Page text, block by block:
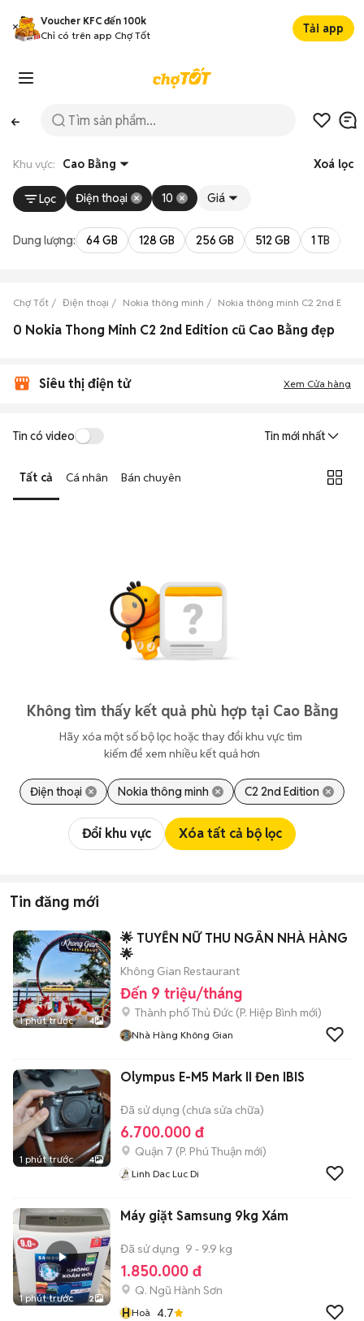
Voucher KFC đến 100k
Chỉ có trên app Chợ Tốt
Tải app
Khu vực: Cao Bằng Xoá lọc
Lọc Điện thoại 10 Giá
Dung lượng: 64 GB 128 GB 256 GB 512 GB 1 TB
Chợ Tốt Điện thoại Nokia thông minh Nokia thông minh C2 2nd
0 Nokia Thong Minh C2 2nd Edition cũ Cao Bằng đẹp
Siêu thị điện tử Xem Cửa hàng
Tin có video Tin mới nhất
Tất cả Cá nhân Bán chuyên
Không tìm thấy kết quả phù hợp tại Cao Bằng
Hãy xóa một số bộ lọc hoặc thay đổi khu vực tìm
kiếm để xem nhiều kết quả hơn
Điện thoại Nokia thông minh C2 2nd Edition
Đổi khu vực Xóa tất cả bộ lọc
Tin đăng mới
1 phút trước 4
🌟 TUYỂN NỮ THU NGÂN NHÀ HÀNG
🌟
Không Gian Restaurant
Đến 9 triệu/tháng
Thành phố Thủ Đức (P. Hiệp Bình mới)
Nhà Hàng Không Gian
1 phút trước 4
Olympus E-M5 Mark II Đen IBIS
Đã sử dụng (chưa sửa chữa)
6.700.000 đ
Quận 7 (P. Phú Thuận mới)
Linh Dac Luc Di
1 phút trước 2
Máy giặt Samsung 9kg Xám
Đã sử dụng 9 - 9.9 kg
1.850.000 đ
Q. Ngũ Hành Sơn
HHoà 4.7